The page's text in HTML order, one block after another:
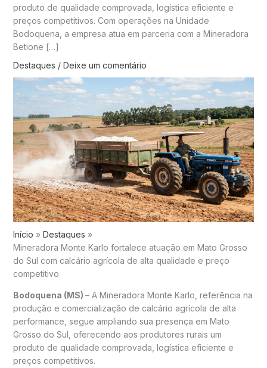
produto de qualidade comprovada, logística eficiente e
preços competitivos. Com operações na Unidade
Bodoquena, a empresa atua em parceria com a Mineradora
Betione […]
Destaques / Deixe um comentário
Início
Destaques
Mineradora Monte Karlo fortalece atuação em Mato Grosso
do Sul com calcário agrícola de alta qualidade e preço
competitivo
Bodoquena (MS) – A Mineradora Monte Karlo, referência na
produção e comercialização de calcário agrícola de alta
performance, segue ampliando sua presença em Mato
Grosso do Sul, oferecendo aos produtores rurais um
produto de qualidade comprovada, logística eficiente e
preços competitivos.